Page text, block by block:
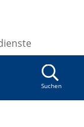
Suchen